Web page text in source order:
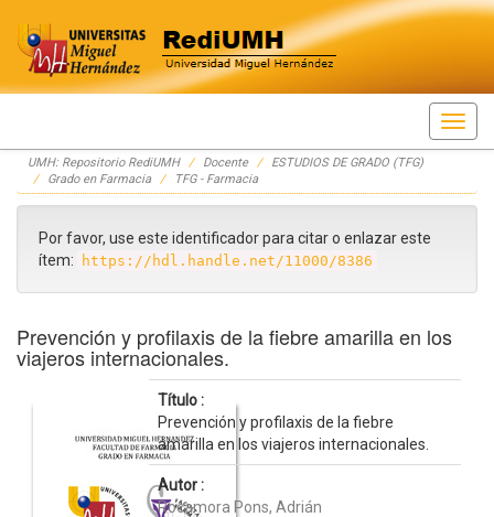
Skip
navigation
UMH: Repositorio RediUMH Docente
ESTUDIOS DE GRADO (TFG)
Grado en Farmacia
TFG - Farmacia
Por favor, use este identificador para citar o enlazar este
ítem:
https://hdl.handle.net/11000/8386
Prevención y profilaxis de la fiebre amarilla en los
viajeros internacionales.
Título :
Prevención y profilaxis de la fiebre
amarilla en los viajeros internacionales.
Autor :
Rocamora Pons, Adrián